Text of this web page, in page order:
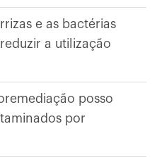
e as bactérias
a utilização
posso
por